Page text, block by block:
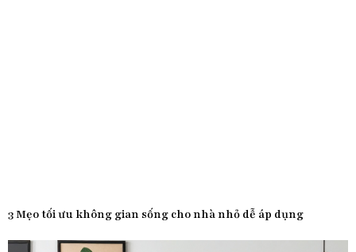
3 Mẹo tối ưu không gian sống cho nhà nhỏ dễ áp dụng